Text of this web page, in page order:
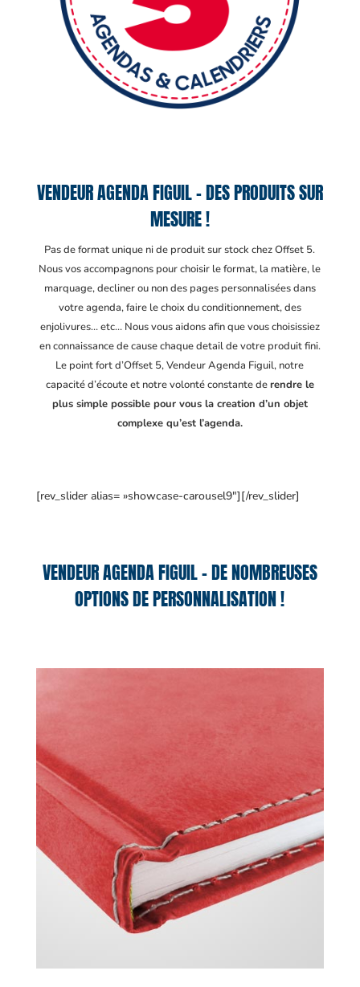
VENDEUR AGENDA FIGUIL – DES PRODUITS SUR
MESURE !
Pas de format unique ni de produit sur stock chez Offset 5.
Nous vos accompagnons pour choisir le format, la matière, le
marquage, decliner ou non des pages personnalisées dans
votre agenda, faire le choix du conditionnement, des
enjolivures… etc… Nous vous aidons afin que vous choisissiez
en connaissance de cause chaque detail de votre produit fini.
Le point fort d’Offset 5, Vendeur Agenda Figuil, notre
capacité d’écoute et notre volonté constante derendre le
plus simple possible pour vous la creation d’un objet
complexe qu’est l’agenda.
[rev_slider alias= »showcase-carousel9″][/rev_slider]
VENDEUR AGENDA FIGUIL – DE NOMBREUSES
OPTIONS DE PERSONNALISATION !